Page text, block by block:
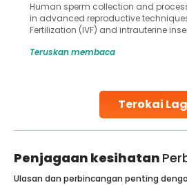
Terokai
Human sperm collection and
in advanced reproductive
Fertilization (IVF) and intrauterine
challenges and help couples
collected, they process the
Teruskan membaca
Penjagaan kesihatan
Ulasan dan perbincangan penting